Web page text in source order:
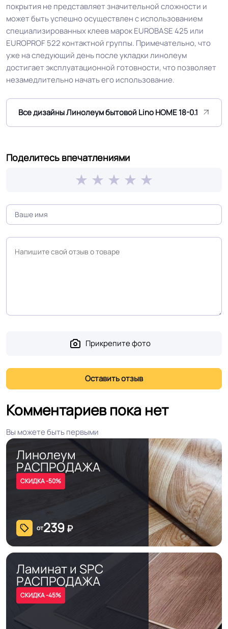
Допуск изменения
рабочего слоя
+-10% мкм
Допуск изменения
линейных размеров
+-10% %
Коэффициент
противоскольжения
R9
10 лет
Длина рулон. 18-43 м
(max +27C)
Система стыковки
Холодная сварка
Система примыкания к
Плинтус ПВХ
Способ укладки
EUROBASE 425 / EUROPROF 522
контакт / EUROPROF 521 фиксация
Безопасность
материала ГОСТ, ТУ,
ISO
Сертифицирован на территории
РФ и СНГ
Остаточная
деформация
покрытия не представляет значительной сложности и
может быть успешно осуществлен с использованием
специализированных клеев марок EUROBASE 425 или
EUROPROF 522 контактной группы. Примечательно, что
уже на следующий день после укладки линолеум
достигает эксплуатационной готовности, что позволяет
незамедлительно начать его использование.
Все дизайны Линолеум бытовой Lino HOME 18-0.1
Комментариев пока нет
Вы можете быть первыми
Поделитесь впечатлениями
Прикрепите фото
Линолеум
РАСПРОДАЖА
СКИДКА -50%
от239 ₽
Ламинат и SPC
РАСПРОДАЖА
СКИДКА -45%